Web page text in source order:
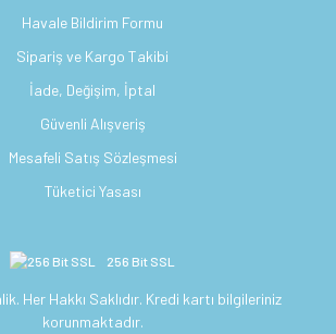
Havale Bildirim Formu
Sipariş ve Kargo Takibi
İade, Değişim, İptal
Güvenli Alışveriş
Mesafeli Satış Sözleşmesi
Tüketici Yasası
256 Bit SSL
Her Hakkı Saklıdır. Kredi kartı bilgileriniz
korunmaktadır.